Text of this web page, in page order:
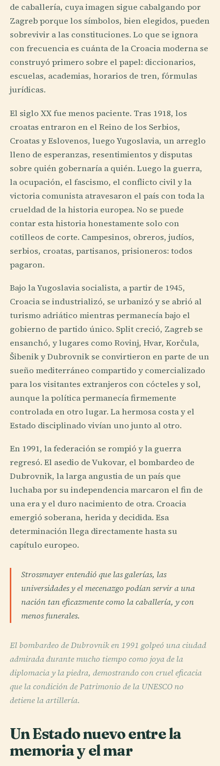
de caballería, cuya imagen sigue cabalgando por
Zagreb porque los símbolos, bien elegidos, pueden
sobrevivir a las constituciones. Lo que se ignora
con frecuencia es cuánta de la Croacia moderna se
construyó primero sobre el papel: diccionarios,
escuelas, academias, horarios de tren, fórmulas
jurídicas.
El siglo XX fue menos paciente. Tras 1918, los
croatas entraron en el Reino de los Serbios,
Croatas y Eslovenos, luego Yugoslavia, un arreglo
lleno de esperanzas, resentimientos y disputas
sobre quién gobernaría a quién. Luego la guerra,
la ocupación, el fascismo, el conflicto civil y la
victoria comunista atravesaron el país con toda la
crueldad de la historia europea. No se puede
contar esta historia honestamente solo con
cotilleos de corte. Campesinos, obreros, judíos,
serbios, croatas, partisanos, prisioneros: todos
pagaron.
Bajo la Yugoslavia socialista, a partir de 1945,
Croacia se industrializó, se urbanizó y se abrió al
turismo adriático mientras permanecía bajo el
gobierno de partido único. Split creció, Zagreb se
ensanchó, y lugares como Rovinj, Hvar, Korčula,
Šibenik y Dubrovnik se convirtieron en parte de un
sueño mediterráneo compartido y comercializado
para los visitantes extranjeros con cócteles y sol,
aunque la política permanecía firmemente
controlada en otro lugar. La hermosa costa y el
Estado disciplinado vivían uno junto al otro.
En 1991, la federación se rompió y la guerra
regresó. El asedio de Vukovar, el bombardeo de
Dubrovnik, la larga angustia de un país que
luchaba por su independencia marcaron el fin de
una era y el duro nacimiento de otra. Croacia
emergió soberana, herida y decidida. Esa
determinación llega directamente hasta su
capítulo europeo.
Strossmayer entendió que las galerías, las
universidades y el mecenazgo podían servir a una
nación tan eficazmente como la caballería, y con
menos funerales.
El bombardeo de Dubrovnik en 1991 golpeó una ciudad
admirada durante mucho tiempo como joya de la
diplomacia y la piedra, demostrando con cruel eficacia
que la condición de Patrimonio de la UNESCO no
detiene la artillería.
Un Estado nuevo entre la
memoria y el mar